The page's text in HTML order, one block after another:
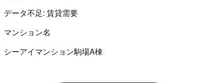
データ不足: 賃貸需要
マンション名
シーアイマンション駒場A棟